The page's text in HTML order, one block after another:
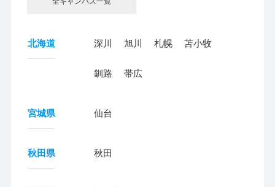
北海道 深川 旭川 札幌 苫小牧
釧路 帯広
宮城県 仙台
秋田県 秋田